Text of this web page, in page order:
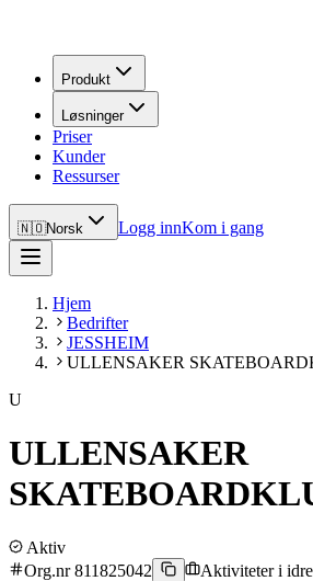
Produkt
Løsninger
Priser
Kunder
Ressurser
🇳🇴Norsk Logg innKom i gang
Hjem
Bedrifter
JESSHEIM
ULLENSAKER
U
ULLENSAKER
Aktiv
Org.nr 811825042
Aktiviteter i